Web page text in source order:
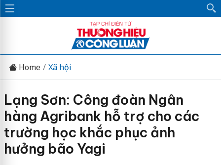
Home Xã hội
Lạng Sơn: Công đoàn Ngân
hàng Agribank hỗ trợ cho các
trường học khắc phục ảnh
hưởng bão Yagi